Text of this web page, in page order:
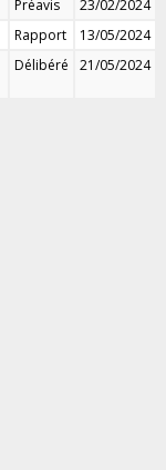
Préavis
23/02/2024
Rapport
13/05/2024
Délibéré 21/05/2024